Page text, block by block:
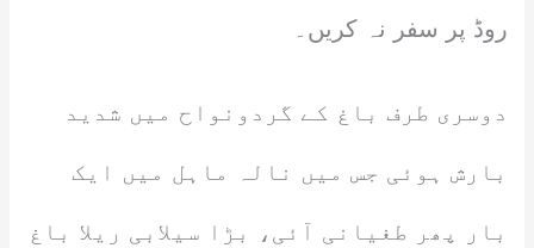
روڈ پر سفر نہ کریں۔
دوسری طرف باغ کے گردونواح میں شدید
بارش ہوئی جس میں نالہ ماہل میں ایک
بار پھر طغیانی آئی، بڑا سیلابی ریلا باغ